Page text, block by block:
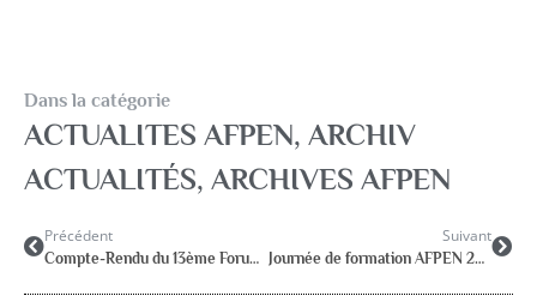
Dans la catégorie
ACTUALITES AFPEN, ARCHIV
ACTUALITÉS, ARCHIVES AFPEN
Précédent
Compte-Rendu du 13ème Forum des RASED du 15 mars 2025 à Paris
Suivant
Journée de formation AFPEN 22 : Le suivi psychologique